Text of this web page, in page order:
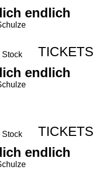
endlich
Stock
endlich
TICKETS
Stock
endlich
TICKETS